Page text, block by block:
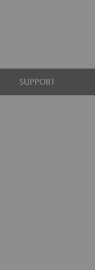
SUPPORT